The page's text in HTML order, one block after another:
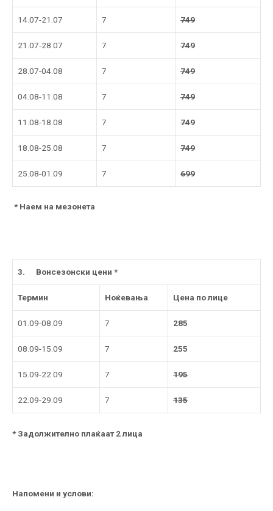
14.07-21.07 7 749
21.07-28.07 7 749
28.07-04.08 7 749
04.08-11.08 7 749
11.08-18.08 7 749
18.08-25.08 7 749
25.08-01.09 7 699
*Наем на мезонета
3. Вонсезонски цени *
Термин Ноќевања Цена по лице
01.09-08.09 7 285
08.09-15.09 7 255
15.09-22.09 7 195
22.09-29.09 7 135
* Задолжително плаќаат 2 лица
Напомени и услови: